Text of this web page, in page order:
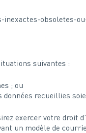
obsoletes-
suivantes :
; ou
recueillies
exercer votre droit
un modèle de